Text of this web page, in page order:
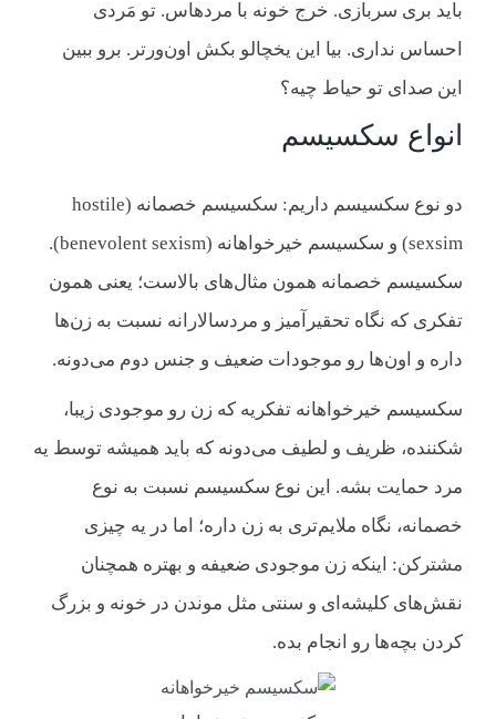
باید بری سربازی. خرج خونه با مردهاس. تو مَردی
احساس نداری. بیا این یخچالو بکش اون‌ورتر. برو ببین
این صدای تو حیاط چیه؟
انواع سکسیسم
‌دو نوع سکسیسم داریم: سکسیسم خصمانه (hostile
sexsim) و سکسیسم خیرخواهانه (benevolent sexism).
سکسیسم خصمانه همون مثال‌های بالاست؛ یعنی همون
تفکری که نگاه تحقیرآمیز و مردسالارانه نسبت به زن‌ها
داره و اون‌ها رو موجودات ضعیف و جنس دوم می‌دونه.
سکسیسم خیرخواهانه تفکریه که زن رو موجودی زیبا،
شکننده، ظریف و لطیف می‌دونه که باید همیشه توسط یه
مرد حمایت بشه. این نوع سکسیسم نسبت به نوع
خصمانه، نگاه ملایم‌تری به زن داره؛ اما در یه چیزی
مشترکن: اینکه زن موجودی ضعیفه و بهتره همچنان
نقش‌های کلیشه‌ای و سنتی مثل موندن در خونه و بزرگ
کردن بچه‌ها رو انجام بده.